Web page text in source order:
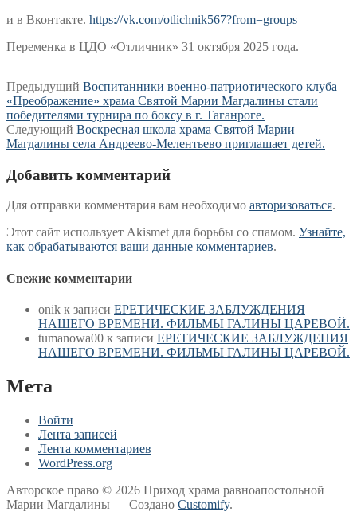
и в Вконтакте. https://vk.com/otlichnik567?from=groups
Переменка в ЦДО «Отличник» 31 октября 2025 года.
Навигация
по
записям
Предыдущий Предыдущая
запись:
Воспитанники военно-патриотического клуба
«Преображение» храма Святой Марии Магдалины стали
победителями турнира по боксу в г. Таганроге.
Следующий Следующая
запись:
Воскресная школа храма Святой Марии
Магдалины села Андреево-Мелентьево приглашает детей.
Добавить комментарий
Для отправки комментария вам необходимо авторизоваться.
Этот сайт использует Akismet для борьбы со спамом. Узнайте,
как обрабатываются ваши данные комментариев.
Свежие комментарии
onik к записи ЕРЕТИЧЕСКИЕ ЗАБЛУЖДЕНИЯ
НАШЕГО ВРЕМЕНИ. ФИЛЬМЫ ГАЛИНЫ ЦАРЕВОЙ.
tumanowa00 к записи ЕРЕТИЧЕСКИЕ ЗАБЛУЖДЕНИЯ
НАШЕГО ВРЕМЕНИ. ФИЛЬМЫ ГАЛИНЫ ЦАРЕВОЙ.
Мета
Войти
Лента записей
Лента комментариев
WordPress.org
Авторское право © 2026 Приход храма равноапостольной
Марии Магдалины — Создано Customify.